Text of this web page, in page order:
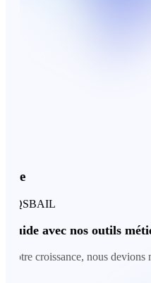
avec nos outils métiers
croissance, nous devions